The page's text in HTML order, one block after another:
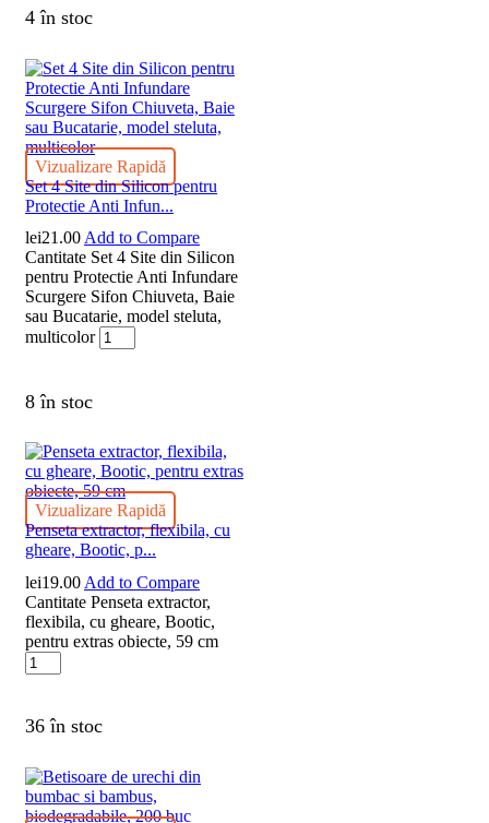
4 în stoc
Vizualizare Rapidă
Set 4 Site din Silicon pentru
Protectie Anti Infun...
lei21.00 Add to Compare
Cantitate Set 4 Site din Silicon
pentru Protectie Anti Infundare
Scurgere Sifon Chiuveta, Baie
sau Bucatarie, model steluta,
multicolor
8 în stoc
Vizualizare Rapidă
Penseta extractor, flexibila, cu
gheare, Bootic, p...
lei19.00 Add to Compare
Cantitate Penseta extractor,
flexibila, cu gheare, Bootic,
pentru extras obiecte, 59 cm
36 în stoc